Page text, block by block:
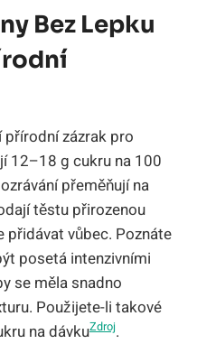
Bez Lepku
přírodní zázrak pro
12–18 g cukru na 100
přeměňují na
těstu přirozenou
vůbec. Poznáte
posetá intenzivními
se měla snadno
Použijete-li takové
na dávkuZdroj.